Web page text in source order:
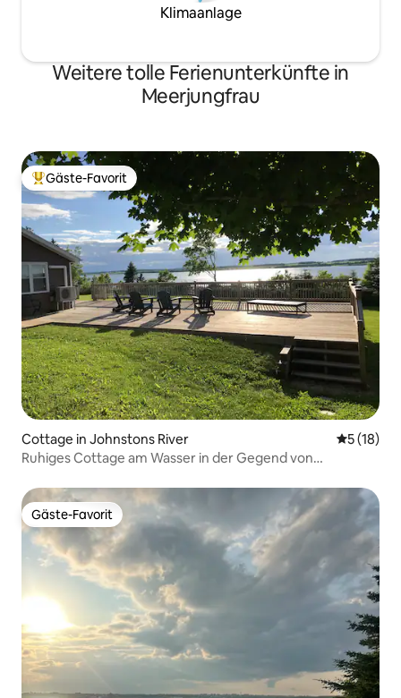
Klimaanlage
Weitere tolle Ferienunterkünfte in
Meerjungfrau
Beliebter Gäste-Favorit.
Gäste-Favorit
Cottage in Johnstons River
5 (18)
Ruhiges Cottage am Wasser in der Gegend von
Gäste-Favorit
Gäste-Favorit